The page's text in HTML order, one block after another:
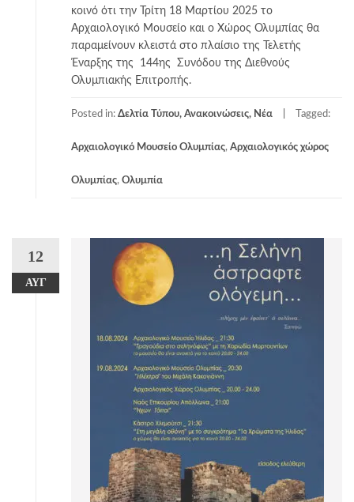
κοινό ότι την Τρίτη 18 Μαρτίου 2025 το
Αρχαιολογικό Μουσείο και ο Χώρος Ολυμπίας θα
παραμείνουν κλειστά στο πλαίσιο της Τελετής
Έναρξης της 144ης Συνόδου της Διεθνούς
Ολυμπιακής Επιτροπής.
Posted in: Δελτία Τύπου, Ανακοινώσεις, Νέα Tagged:
Αρχαιολογικό Μουσείο Ολυμπίας, Αρχαιολογικός χώρος
Ολυμπίας, Ολυμπία
12
ΑΥΓ